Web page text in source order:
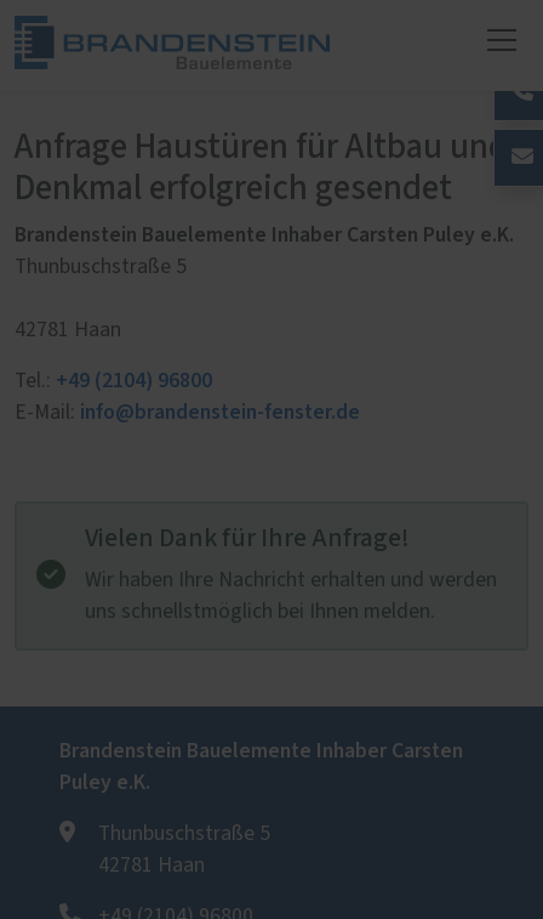
Anfrage Haustüren für Altbau und
Denkmal erfolgreich gesendet
Brandenstein Bauelemente Inhaber Carsten Puley e.K.
Thunbuschstraße 5
42781 Haan
Tel.: +49 (2104) 96800
E-Mail: info@brandenstein-fenster.de
Vielen Dank für Ihre Anfrage!
Wir haben Ihre Nachricht erhalten und werden
uns schnellstmöglich bei Ihnen melden.
Brandenstein Bauelemente Inhaber Carsten
Puley e.K.
Thunbuschstraße 5
42781 Haan